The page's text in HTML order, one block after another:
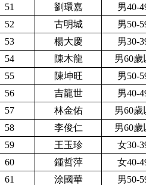
51
劉環嘉
男40-
52
古明城
男50-
53
楊大慶
男30-
54
陳木龍
男60歲
55
陳坤旺
男50-
56
吉龍世
男40-
57
林金佑
男60歲
58
李俊仁
男60歲
59
王玉珍
女30-
60
鍾哲萍
女40-
61
涂國華
男50-